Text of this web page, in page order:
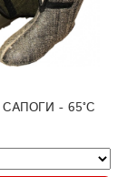
- 65°C